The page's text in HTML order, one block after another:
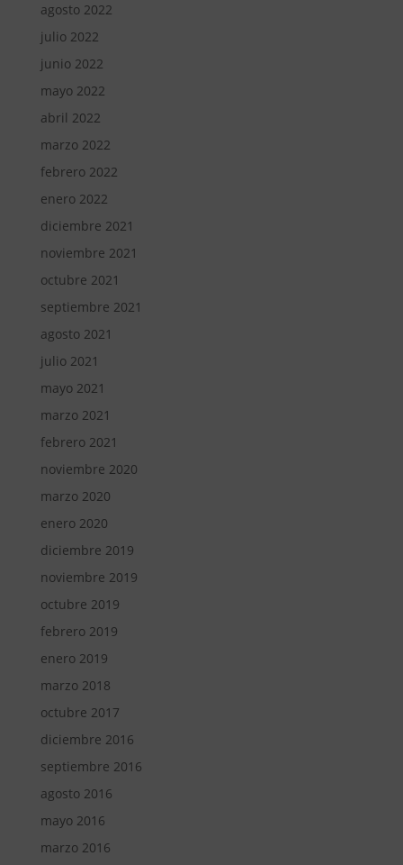
agosto 2022
julio 2022
junio 2022
mayo 2022
abril 2022
marzo 2022
febrero 2022
enero 2022
diciembre 2021
noviembre 2021
octubre 2021
septiembre 2021
agosto 2021
julio 2021
mayo 2021
marzo 2021
febrero 2021
noviembre 2020
marzo 2020
enero 2020
diciembre 2019
noviembre 2019
octubre 2019
febrero 2019
enero 2019
marzo 2018
octubre 2017
diciembre 2016
septiembre 2016
agosto 2016
mayo 2016
marzo 2016